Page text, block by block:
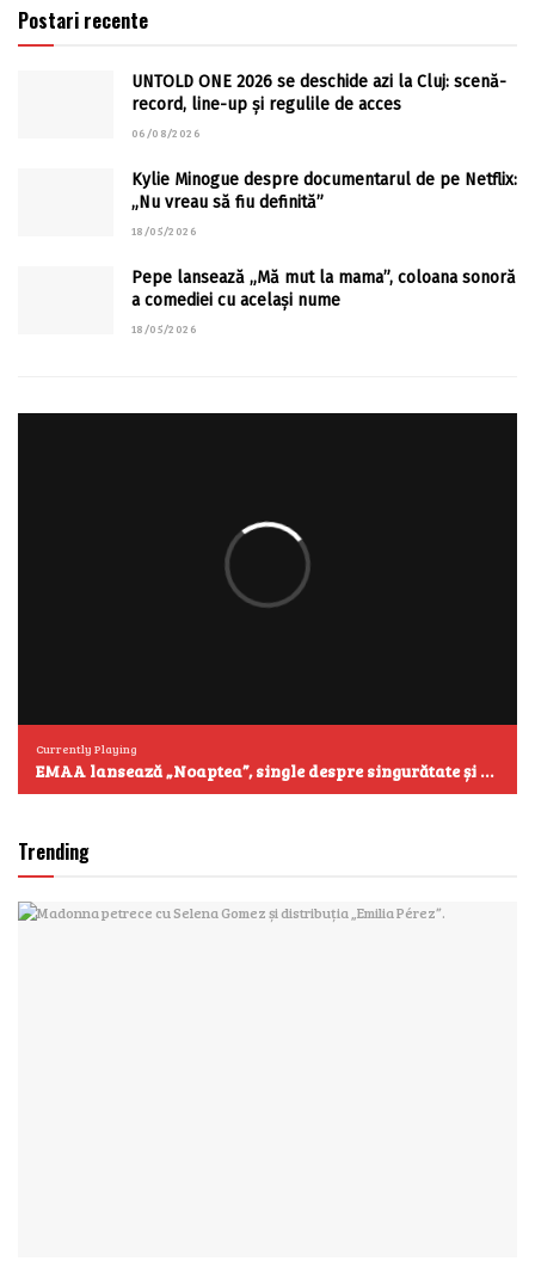
Postari recente
UNTOLD ONE 2026 se deschide azi la Cluj: scenă-
record, line-up și regulile de acces
06/08/2026
Kylie Minogue despre documentarul de pe Netflix:
„Nu vreau să fiu definită”
18/05/2026
Pepe lansează „Mă mut la mama”, coloana sonoră
a comediei cu același nume
18/05/2026
Currently Playing
EMAA lansează „Noaptea”, single despre singurătate și emoțiile care se aud cel mai clar după miezul nopții
Trending